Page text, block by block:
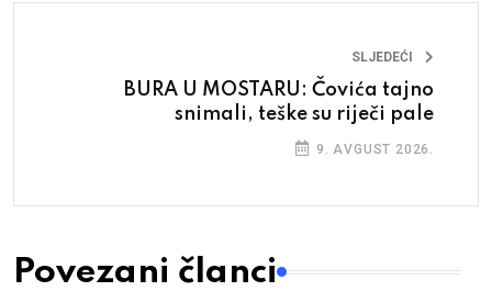
SLJEDEĆI
BURA U MOSTARU: Čovića tajno
snimali, teške su riječi pale
9. AVGUST 2026.
Povezani članci